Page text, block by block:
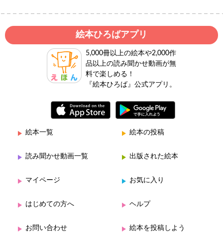
絵本ひろばアプリ
5,000冊以上の絵本や2,000作
品以上の読み聞かせ動画が無
料で楽しめる！
『絵本ひろば』公式アプリ。
絵本一覧 絵本の投稿
読み聞かせ動画一覧 出版された絵本
マイページ お気に入り
はじめての方へ ヘルプ
お問い合わせ 絵本を投稿しよう